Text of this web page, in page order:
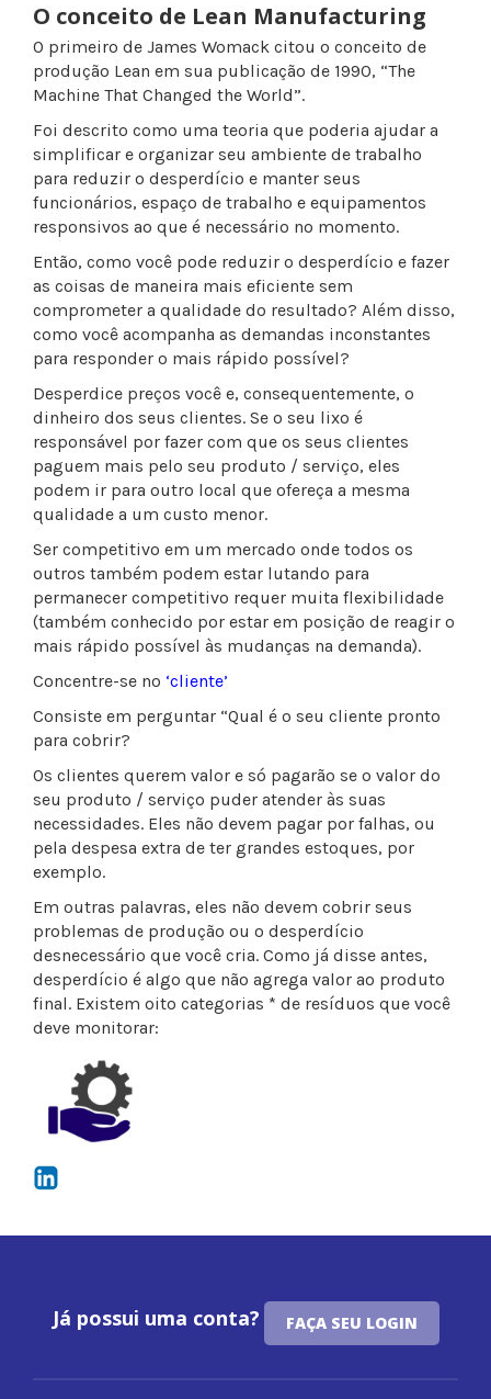
O conceito de Lean Manufacturing
O primeiro de James Womack citou o conceito de
produção Lean em sua publicação de 1990, “The
Machine That Changed the World”.
Foi descrito como uma teoria que poderia ajudar a
simplificar e organizar seu ambiente de trabalho
para reduzir o desperdício e manter seus
funcionários, espaço de trabalho e equipamentos
responsivos ao que é necessário no momento.
Então, como você pode reduzir o desperdício e fazer
as coisas de maneira mais eficiente sem
comprometer a qualidade do resultado? Além disso,
como você acompanha as demandas inconstantes
para responder o mais rápido possível?
Desperdice preços você e, consequentemente, o
dinheiro dos seus clientes. Se o seu lixo é
responsável por fazer com que os seus clientes
paguem mais pelo seu produto / serviço, eles
podem ir para outro local que ofereça a mesma
qualidade a um custo menor.
Ser competitivo em um mercado onde todos os
outros também podem estar lutando para
permanecer competitivo requer muita flexibilidade
(também conhecido por estar em posição de reagir o
mais rápido possível às mudanças na demanda).
Concentre-se no ‘cliente’
Consiste em perguntar “Qual é o seu cliente pronto
para cobrir?
Os clientes querem valor e só pagarão se o valor do
seu produto / serviço puder atender às suas
necessidades. Eles não devem pagar por falhas, ou
pela despesa extra de ter grandes estoques, por
exemplo.
Em outras palavras, eles não devem cobrir seus
problemas de produção ou o desperdício
desnecessário que você cria. Como já disse antes,
desperdício é algo que não agrega valor ao produto
final. Existem oito categorias * de resíduos que você
deve monitorar:
Já possui uma conta? FAÇA SEU LOGIN